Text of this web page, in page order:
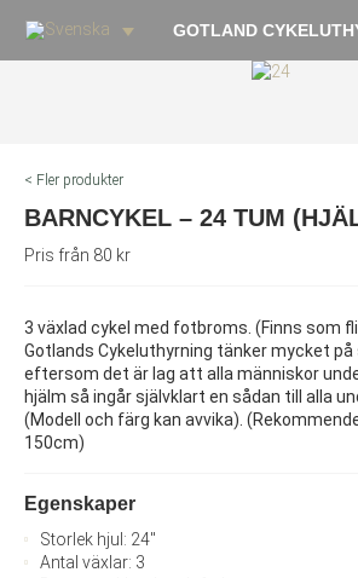
GOTLAND
< Fler produkter
BARNCYKEL – 24 TUM
Pris från 80 kr
3 växlad cykel med fotbroms. (Finns som
Gotlands Cykeluthyrning tänker mycket på
eftersom det är lag att alla människor
hjälm så ingår självklart en sådan till alla
(Modell och färg kan avvika).
150cm)
Egenskaper
Storlek hjul: 24"
Antal växlar: 3